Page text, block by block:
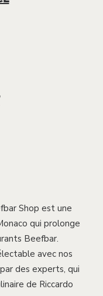
Shop est une
qui prolonge
Beefbar.
avec nos
des experts, qui
de Riccardo